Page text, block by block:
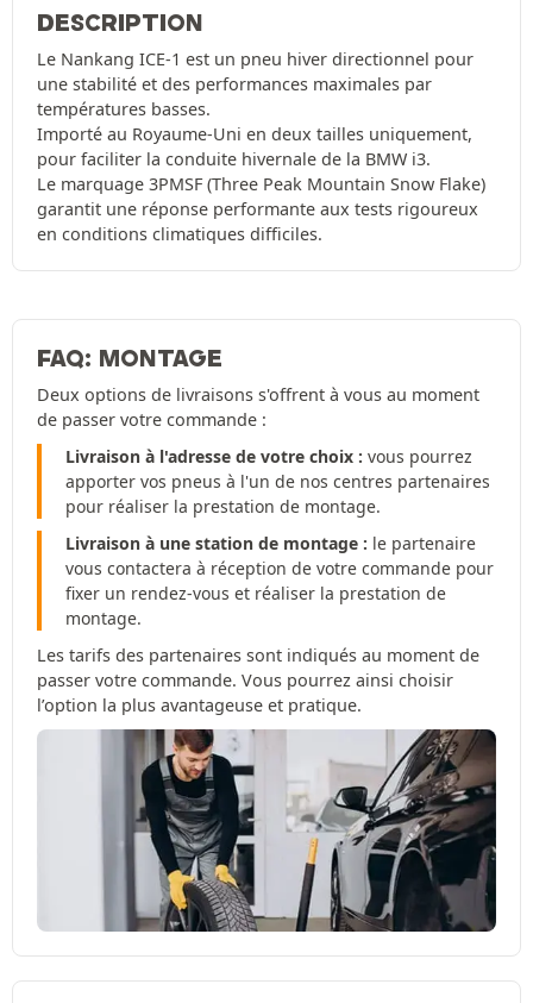
DESCRIPTION
Le Nankang ICE-1 est un pneu hiver directionnel pour
une stabilité et des performances maximales par
températures basses.
Importé au Royaume-Uni en deux tailles uniquement,
pour faciliter la conduite hivernale de la BMW i3.
Le marquage 3PMSF (Three Peak Mountain Snow Flake)
garantit une réponse performante aux tests rigoureux
en conditions climatiques difficiles.
FAQ: MONTAGE
Deux options de livraisons s'offrent à vous au moment
de passer votre commande :
Livraison à l'adresse de votre choix : vous pourrez
apporter vos pneus à l'un de nos centres partenaires
pour réaliser la prestation de montage.
Livraison à une station de montage : le partenaire
vous contactera à réception de votre commande pour
fixer un rendez-vous et réaliser la prestation de
montage.
Les tarifs des partenaires sont indiqués au moment de
passer votre commande. Vous pourrez ainsi choisir
l’option la plus avantageuse et pratique.